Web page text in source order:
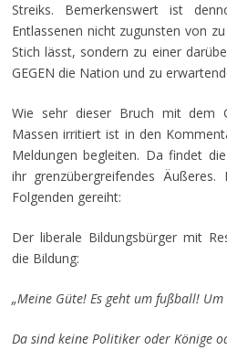
Streiks. Bemerkenswert ist
Entlassenen nicht zugunsten von
Stich lässt, sondern zu einer
GEGEN die Nation und zu
Wie sehr dieser Bruch mit dem
Massen irritiert ist in den
Meldungen begleiten. Da findet
ihr grenzübergreifendes
Folgenden gereiht:
Der liberale Bildungsbürger mit
die Bildung:
„Meine Güte! Es geht um fußball!
Da sind keine Politiker oder Könige